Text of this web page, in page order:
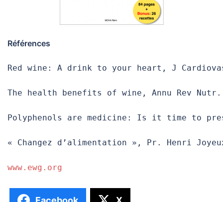
Références
Red wine: A drink to your heart, J
The health benefits of wine, Annu Rev Nutr.
Polyphenols are medicine: Is it time to
« Changez d’alimentation », Pr. Henri
www.ewg.org